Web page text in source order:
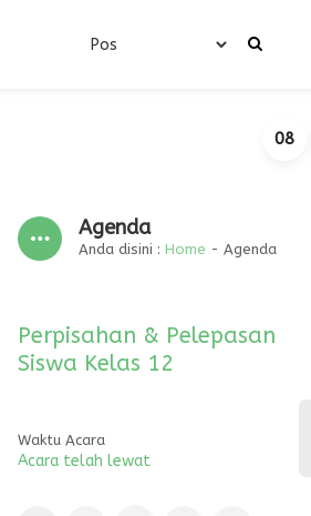
08
Agenda
Anda disini : Home - Agenda
Perpisahan & Pelepasan
Siswa Kelas 12
Waktu Acara
Acara telah lewat